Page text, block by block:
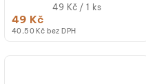
40,50 Kč bez DPH
49 Kč
Měrná
49 Kč / 1 ks